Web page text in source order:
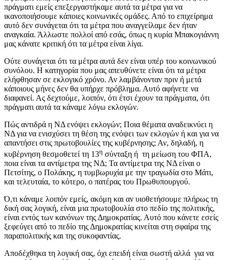
πράγματι εμείς επεξεργαστήκαμε αυτά τα μέτρα για να
ικανοποιήσουμε κάποιες κοινωνικές ομάδες. Από το επιχείρημα
αυτό δεν συνάγεται ότι τα μέτρα που αναγγείλαμε δεν ήταν
αναγκαία. Άλλωστε πολλοί από εσάς, όπως η κυρία Μπακογιάννη
μας κάνατε κριτική ότι τα μέτρα είναι λίγα.
Ούτε συνάγεται ότι τα μέτρα αυτά δεν είναι υπέρ του κοινωνικού
συνόλου. Η κατηγορία που μας απευθύνετε είναι ότι τα μέτρα
ελήφθησαν σε εκλογικό χρόνο. Αν λαμβάνονταν πριν ή μετά
κάποιους μήνες δεν θα υπήρχε πρόβλημα. Αυτό αφήνετε να
διαφανεί. Ας δεχτούμε, λοιπόν, ότι έτσι έχουν τα πράγματα, ότι
πράγματι αυτά τα κάναμε λόγω εκλογών.
Πώς αντιδρά η ΝΔ ενόψει εκλογών; Πoια θέματα αναδεικνύει η
ΝΔ για να ενισχύσει τη θέση της ενόψει των εκλογών ή και για να
απαντήσει στις πρωτοβουλίες της κυβέρνησης; Αν, δηλαδή, η
κυβέρνηση θεσμοθετεί τη 13η σύνταξη ή τη μείωση του ΦΠΑ,
ποια είναι τα αντίμετρα της ΝΔ; Τα αντίμετρα της ΝΔ είναι ο
Πετσίτης, ο Πολάκης, η τυμβωρυχία με την τραγωδία στο Μάτι,
και τελευταία, το κότερο, ο πατέρας του Πρωθυπουργού.
Ό,τι κάναμε λοιπόν εμείς, ακόμη και αν υιοθετήσουμε πλήρως τη
δική σας λογική, είναι μια πρωτοβουλία στο πεδίο της πολιτικής,
είναι εντός των κανόνων της Δημοκρατίας. Αυτό που κάνετε εσείς
ξεφεύγει από το πεδίο της Δημοκρατίας κινείται στη σφαίρα της
παραπολιτικής και της συκοφαντίας.
Αποδέχθηκα τη λογική σας, όχι επειδή είναι σωστή αλλά για να